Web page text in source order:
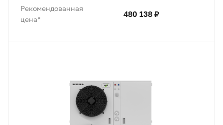
Рекомендованная
цена*
480 138 ₽